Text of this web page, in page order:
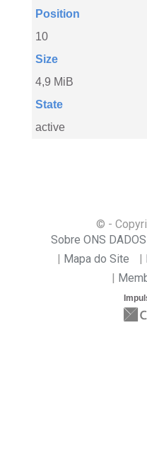
Position
10
Size
4,9 MiB
State
active
© -
Sobre ONS
Mapa do Site